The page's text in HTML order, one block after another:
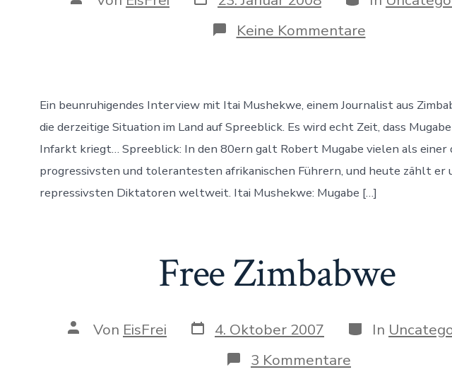
des
BeitragsKeine Kommentarezu
Interview
Zimbabwe
bei
Spreeblick
Ein beunruhigendes Interview mit Itai Mushekwe, einem Journalist aus
die derzeitige Situation im Land auf Spreeblick. Es wird echt Zeit, dass
Infarkt kriegt… Spreeblick: In den 80ern galt Robert Mugabe vielen als einer
progressivsten und tolerantesten afrikanischen Führern, und heute zählt er
repressivsten Diktatoren weltweit. Itai Mushekwe: Mugabe […]
Free Zimbabwe
AutorVon EisFrei Datum
des
Beitrags
4. Oktober 2007 Kategorien
In
3 Kommentare
Free